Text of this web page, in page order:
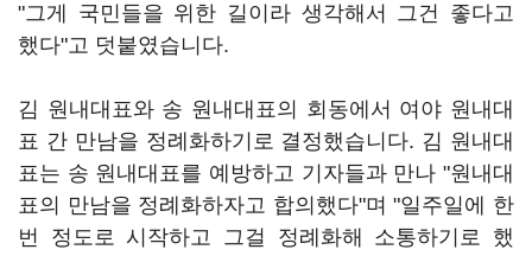
"그게 국민들을 위한 길이라 생각해서 그건 좋다고
했다"고 덧붙였습니다.
김 원내대표와 송 원내대표의 회동에서 여야 원내대
표 간 만남을 정례화하기로 결정했습니다. 김 원내대
표는 송 원내대표를 예방하고 기자들과 만나 "원내대
표의 만남을 정례화하자고 합의했다"며 "일주일에 한
번 정도로 시작하고 그걸 정례화해 소통하기로 했